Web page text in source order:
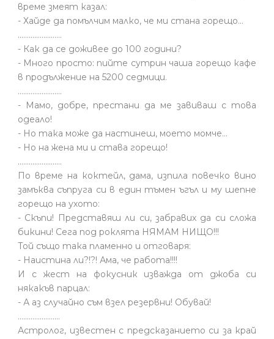
време змеят казал:
- Хайде да помълчим малко, че ми стана горещо...
........................
- Как да се доживее до 100 години?
- Много просто: пийте сутрин чаша горещо кафе
в продължение на 5200 седмици.
........................
- Мамо, добре, престани да ме завиваш с това
одеало!
- Но така може да настинеш, моето момче…
- Но на жена ми и става горещо!
........................
По време на коктейл, дама, изпила повечко вино
замъква съпруга си в един тъмен ъгъл и му шепне
горещо на ухото:
- Скъпи! Представяш ли си, забравих да си сложа
бикини! Сега под роклята НЯМАМ НИЩО!!!
Той също така пламенно и отговаря:
- Наистина ли?!?! Ама, че работа!!!!
И с жест на фокусник изважда от джоба си
някакъв парцал:
- А аз случайно съм взел резервни! Обувай!
.......................
Астролог, известен с предсказанието си за край